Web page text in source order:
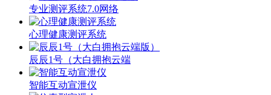
专业测评系统7.0网络
心理健康测评系统
辰辰1号（大白拥抱云端
智能互动宣泄仪